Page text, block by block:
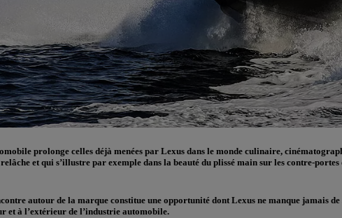
prolonge celles déjà menées par Lexus dans le monde culinaire,
relâche et qui s’illustre par exemple dans la beauté du plissé main sur les contre-
autour de la marque constitue une opportunité dont Lexus ne manque jamais
et à l’extérieur de l’industrie automobile.